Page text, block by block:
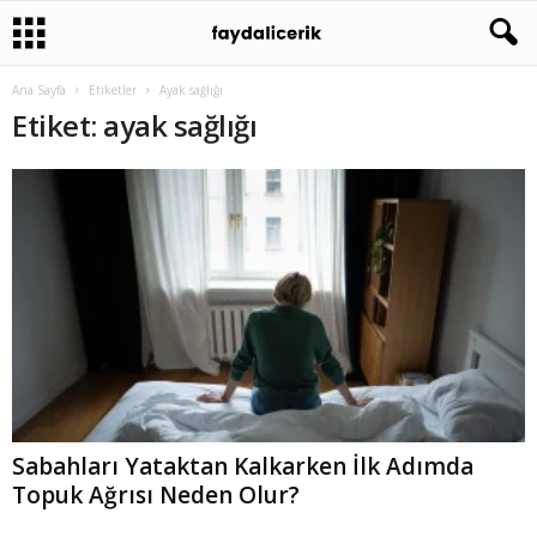
Ana Sayfa Etiketler Ayak sağlığı
Etiket: ayak sağlığı
Sabahları Yataktan Kalkarken İlk Adımda
Topuk Ağrısı Neden Olur?